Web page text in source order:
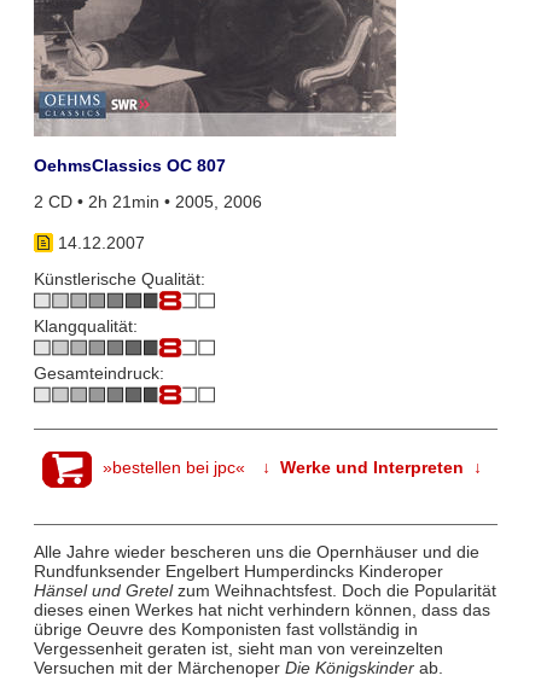
OehmsClassics OC 807
2 CD • 2h 21min • 2005, 2006
14.12.2007
Künstlerische Qualität:
Klangqualität:
Gesamteindruck:
»bestellen bei jpc« ↓ Werke und Interpreten ↓
Alle Jahre wieder bescheren uns die Opernhäuser und die
Rundfunksender Engelbert Humperdincks Kinderoper
Hänsel und Gretelzum Weihnachtsfest. Doch die Popularität
dieses einen Werkes hat nicht verhindern können, dass das
übrige Oeuvre des Komponisten fast vollständig in
Vergessenheit geraten ist, sieht man von vereinzelten
Versuchen mit der Märchenoper Die Königskinderab.